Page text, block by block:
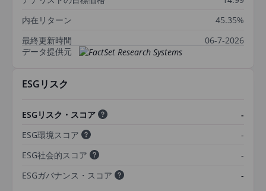
内在リターン
45.35%
最終更新時間
06-7-2026
データ提供元
ESGリスク
ESGリスク・スコア
-
ESG環境スコア
-
ESG社会的スコア
-
ESGガバナンス・スコア
-